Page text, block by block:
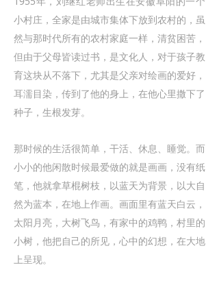
小村庄，全家是由城市集体下放到农村的，虽
然与那时代所有的农村家庭一样，清贫困苦，
但由于父母皆读过书，是文化人，对于孩子教
育这块从不落下，尤其是父亲对绘画的爱好，
耳濡目染，传到了他的身上，在他心里撒下了
种子，生根发芽。
那时候的生活很简单，干活、休息、睡觉。而
小小的他闲散时候最爱做的就是画画，没有纸
笔，他就拿草棍树枝，以蓝天为背景，以大自
然为蓝本，在地上作画。画面里有蓝天白云，
太阳月亮，大树飞鸟，有家中的鸡鸭，村里的
小树，他把自己的所见，心中的幻想，在大地
上呈现。